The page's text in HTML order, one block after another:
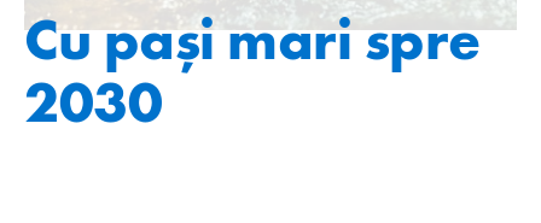
Cu pași mari spre
2030